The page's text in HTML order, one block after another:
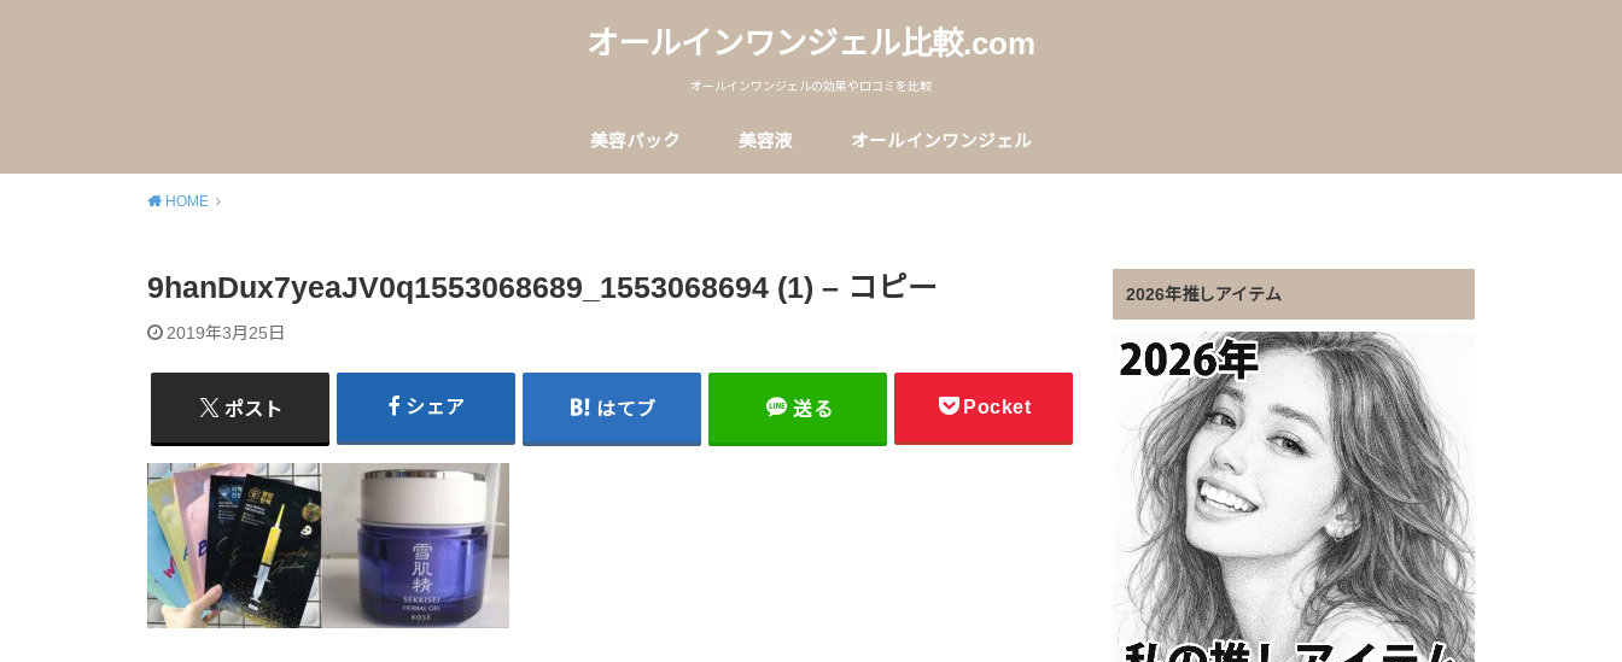
オールインワンジェル比較.com
オールインワンジェルの効果や口コミを比較
美容パック 美容液 オールインワンジェル
HOME
9hanDux7yeaJV0q1553068689_1553068694 (1) – コピー
2019年3月25日
ポスト シェア はてブ 送る Pocket
2026年推しアイテム